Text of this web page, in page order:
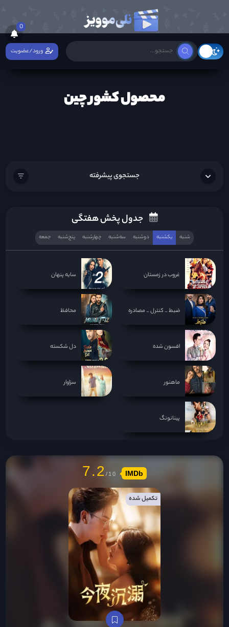
0
ورود/عضویت
محصول کشور چین
جستجوی پیشرفته
جدول پخش هفتگی
شنبه یکشنبه دوشنبه سه‌‌شنبه چهارشنبه پنج‌شنبه جمعه
غروب در زمستان سایه پنهان
ضبط _ کنترل _ مصادره محافظ
افسون شده دل شکسته
ماهنور سزاوار
پینانونگ
7.2 IMDb
تکمیل شده